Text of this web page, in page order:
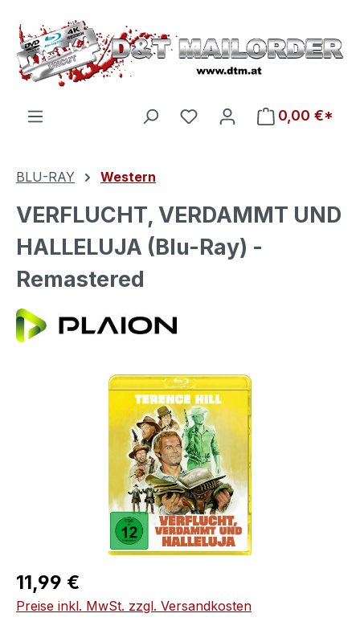
Zum Hauptinhalt springen
Du hast 0 Produkte auf
0,00 €*
BLU-RAY Western
VERFLUCHT, VERDAMMT UND
HALLELUJA (Blu-Ray) -
Remastered
Bildergalerie überspringen
Regulärer Preis:
11,99 €
Preise inkl. MwSt. zzgl. Versandkosten